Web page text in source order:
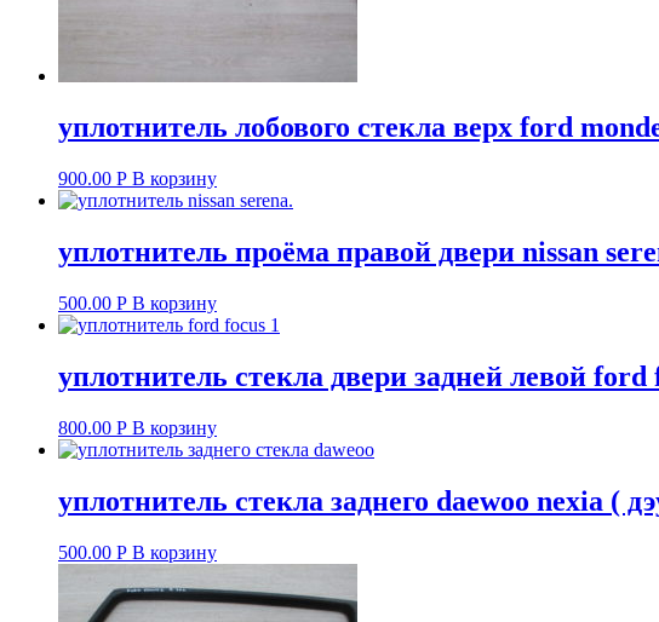
уплотнитель лобового стекла верх ford
900.00 Р В корзину
уплотнитель проёма правой двери nissan
500.00 Р В корзину
уплотнитель стекла двери задней левой
800.00 Р В корзину
уплотнитель стекла заднего daewoo nexia (
500.00 Р В корзину